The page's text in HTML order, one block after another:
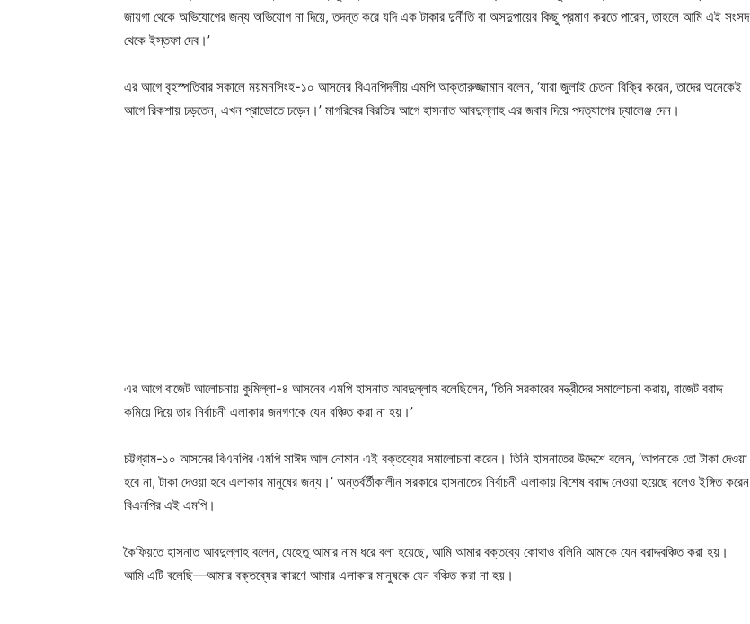
জায়গা থেকে অভিযোগের জন্য অভিযোগ না দিয়ে, তদন্ত করে যদি এক টাকার দুর্নীতি বা অসদুপায়ের কিছু প্রমাণ করতে পারেন, তাহলে আমি এই সংসদ
থেকে ইস্তফা দেব।’
এর আগে বৃহস্পতিবার সকালে ময়মনসিংহ-১০ আসনের বিএনপিদলীয় এমপি আক্তারুজ্জামান বলেন, ‘যারা জুলাই চেতনা বিক্রি করেন, তাদের অনেকেই
আগে রিকশায় চড়তেন, এখন প্রাডোতে চড়েন।’ মাগরিবের বিরতির আগে হাসনাত আবদুল্লাহ এর জবাব দিয়ে পদত্যাগের চ্যালেঞ্জ দেন।
এর আগে বাজেট আলোচনায় কুমিল্লা-৪ আসনের এমপি হাসনাত আবদুল্লাহ বলেছিলেন, ‘তিনি সরকারের মন্ত্রীদের সমালোচনা করায়, বাজেট বরাদ্দ
কমিয়ে দিয়ে তার নির্বাচনী এলাকার জনগণকে যেন বঞ্চিত করা না হয়।’
চট্টগ্রাম-১০ আসনের বিএনপির এমপি সাঈদ আল নোমান এই বক্তব্যের সমালোচনা করেন। তিনি হাসনাতের উদ্দেশে বলেন, ‘আপনাকে তো টাকা দেওয়া
হবে না, টাকা দেওয়া হবে এলাকার মানুষের জন্য।’ অন্তর্বর্তীকালীন সরকারে হাসনাতের নির্বাচনী এলাকায় বিশেষ বরাদ্দ নেওয়া হয়েছে বলেও ইঙ্গিত করেন
বিএনপির এই এমপি।
কৈফিয়তে হাসনাত আবদুল্লাহ বলেন, যেহেতু আমার নাম ধরে বলা হয়েছে, আমি আমার বক্তব্যে কোথাও বলিনি আমাকে যেন বরাদ্দবঞ্চিত করা হয়।
আমি এটি বলেছি—আমার বক্তব্যের কারণে আমার এলাকার মানুষকে যেন বঞ্চিত করা না হয়।